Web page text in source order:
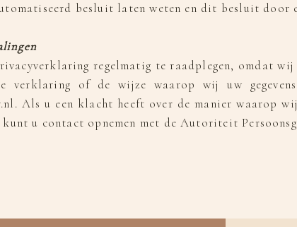
besluit laten weten en dit besluit door
regelmatig te raadplegen, omdat
verklaring of de wijze waarop wij uw
Als u een klacht heeft over de manier waarop
u contact opnemen met de Autoriteit